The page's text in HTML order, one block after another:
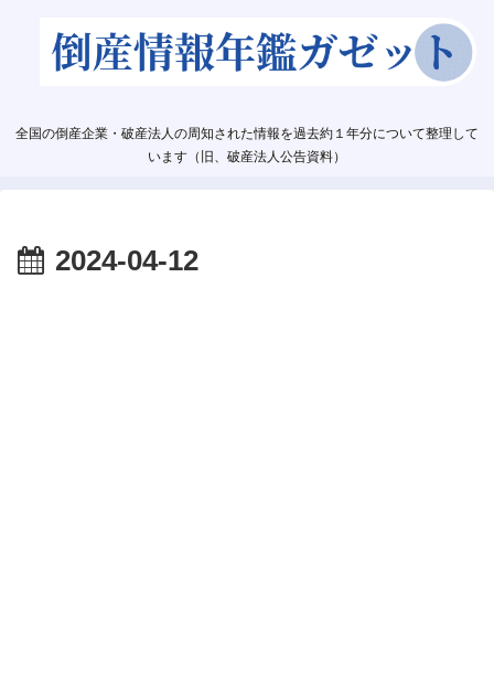
全国の倒産企業・破産法人の周知された情報を過去約１年分について整理して
います（旧、破産法人公告資料）
2024-04-12